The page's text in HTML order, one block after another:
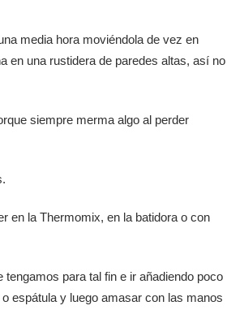
media hora moviéndola de vez en
en una rustidera de paredes altas, así no
siempre merma algo al perder
en la Thermomix, en la batidora o con
para tal fin e ir añadiendo poco
espátula y luego amasar con las manos